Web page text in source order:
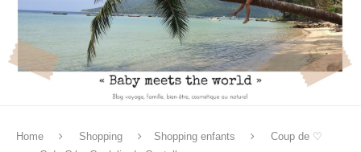
Home Shopping Shopping enfants
Coup de ♡